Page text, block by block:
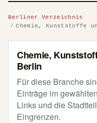
Berliner Verzeichnis
Chemie, Kunststoffe
Chemie,
Berlin
Für diese Branche
Einträge im
Links und die
Eingrenzen.